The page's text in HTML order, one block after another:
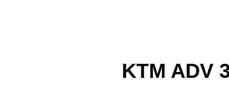
KTM ADV